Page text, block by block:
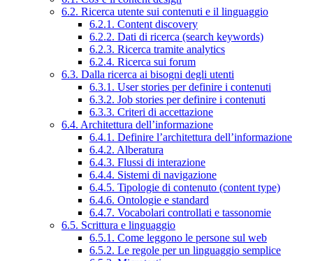
6.2. Ricerca utente sui contenuti e il linguaggio
6.2.1. Content discovery
6.2.2. Dati di ricerca (search keywords)
6.2.3. Ricerca tramite analytics
6.2.4. Ricerca sui forum
6.3. Dalla ricerca ai bisogni degli utenti
6.3.1. User stories per definire i contenuti
6.3.2. Job stories per definire i contenuti
6.3.3. Criteri di accettazione
6.4. Architettura dell’informazione
6.4.1. Definire l’architettura dell’informazione
6.4.2. Alberatura
6.4.3. Flussi di interazione
6.4.4. Sistemi di navigazione
6.4.5. Tipologie di contenuto (content type)
6.4.6. Ontologie e standard
6.4.7. Vocabolari controllati e tassonomie
6.5. Scrittura e linguaggio
6.5.1. Come leggono le persone sul web
6.5.2. Le regole per un linguaggio semplice